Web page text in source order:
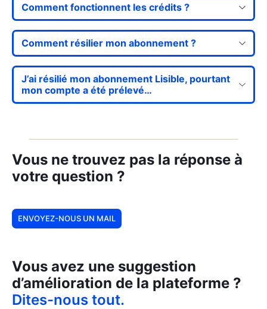
Comment fonctionnent les crédits ?
Comment résilier mon abonnement ?
J’ai résilié mon abonnement Lisible, pourtant
mon compte a été prélevé…
Vous ne trouvez pas la réponse à
votre question ?
ENVOYEZ-NOUS UN MAIL
Vous avez une suggestion
d’amélioration de la plateforme ?
Dites-nous tout.